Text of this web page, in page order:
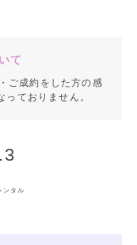
て
ご成約をした方の感
ておりません。
ンタル